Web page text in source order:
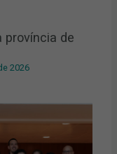
província de
2026